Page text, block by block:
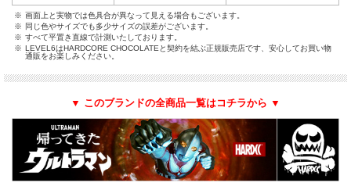
※ 画面上と実物では色具合が異なって見える場合もございます。
※
同じ色やサイズでも多少サイズの誤差がございます。
※ すべて平置き直線で計測いたしております。
※ LEVEL6はHARDCORE CHOCOLATEと契約を結ぶ正規販売店です、安心してお買い物
通販をお楽しみください。
▼ このブランドの全商品一覧はコチラから ▼